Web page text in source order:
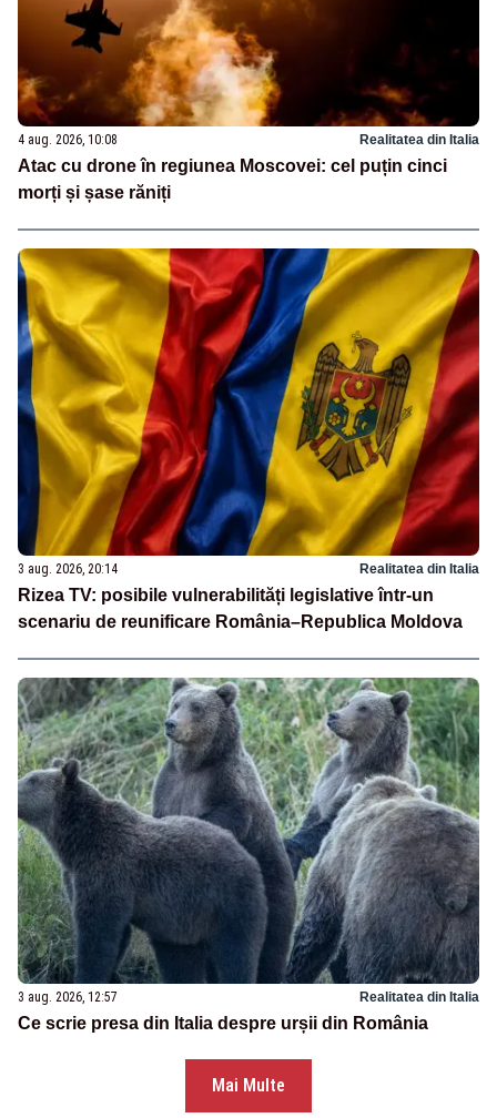
4 aug. 2026, 10:08 Realitatea din Italia
Atac cu drone în regiunea Moscovei: cel puțin cinci
morți și șase răniți
3 aug. 2026, 20:14 Realitatea din Italia
Rizea TV: posibile vulnerabilități legislative într-un
scenariu de reunificare România–Republica Moldova
3 aug. 2026, 12:57 Realitatea din Italia
Ce scrie presa din Italia despre urșii din România
Mai Multe